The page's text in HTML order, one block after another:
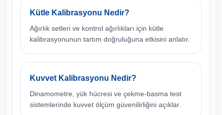
Kütle Kalibrasyonu Nedir?
Ağırlık setleri ve kontrol ağırlıkları için kütle
kalibrasyonunun tartım doğruluğuna etkisini anlatır.
Kuvvet Kalibrasyonu Nedir?
Dinamometre, yük hücresi ve çekme-basma test
sistemlerinde kuvvet ölçüm güvenilirliğini açıklar.